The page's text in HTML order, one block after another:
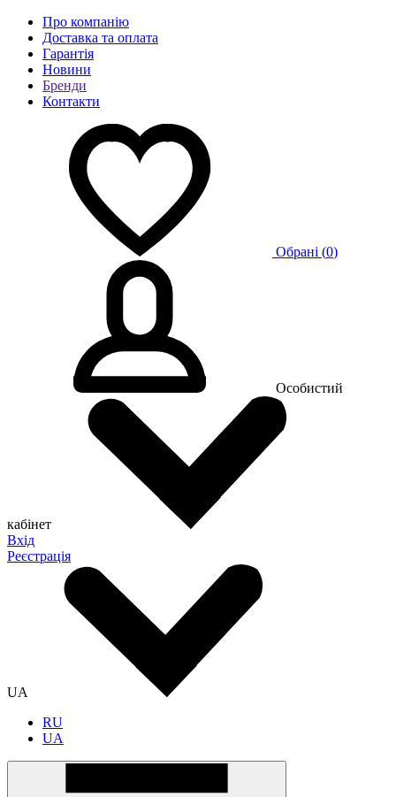
Про компанію
Доставка та оплата
Гарантія
Новини
Бренди
Контакти
Обрані (0)
Особистий
кабінет
Вхід
Реєстрація
UA
RU
UA